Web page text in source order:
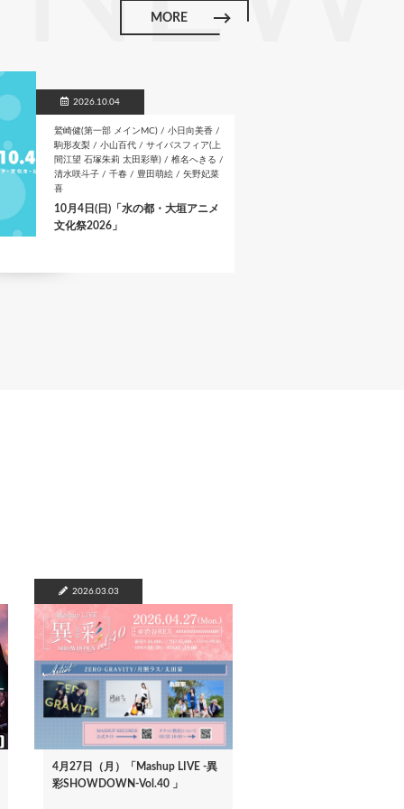
MORE
2026.10.04
鷲崎健(第一部 メインMC) / 小日向美香 /
駒形友梨 / 小山百代 / サイバスフィア(上
間江望 石塚朱莉 太田彩華) / 椎名へきる /
清水咲斗子 / 千春 / 豊田萌絵 / 矢野妃菜
喜
10月4日(日)「水の都・大垣アニメ
文化祭2026」
2026.03.03
4月27日（月）「Mashup LIVE -異
彩SHOWDOWN-Vol.40 」